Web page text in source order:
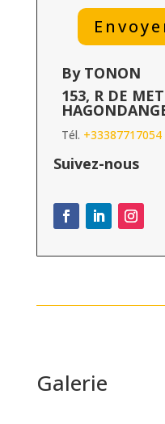
By TONON
153, R DE
Tél. +33387717054
Suivez-nous
Galerie